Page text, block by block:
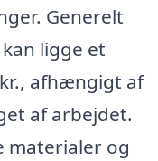
Generelt
ligge et
afhængigt af
af arbejdet.
materialer og